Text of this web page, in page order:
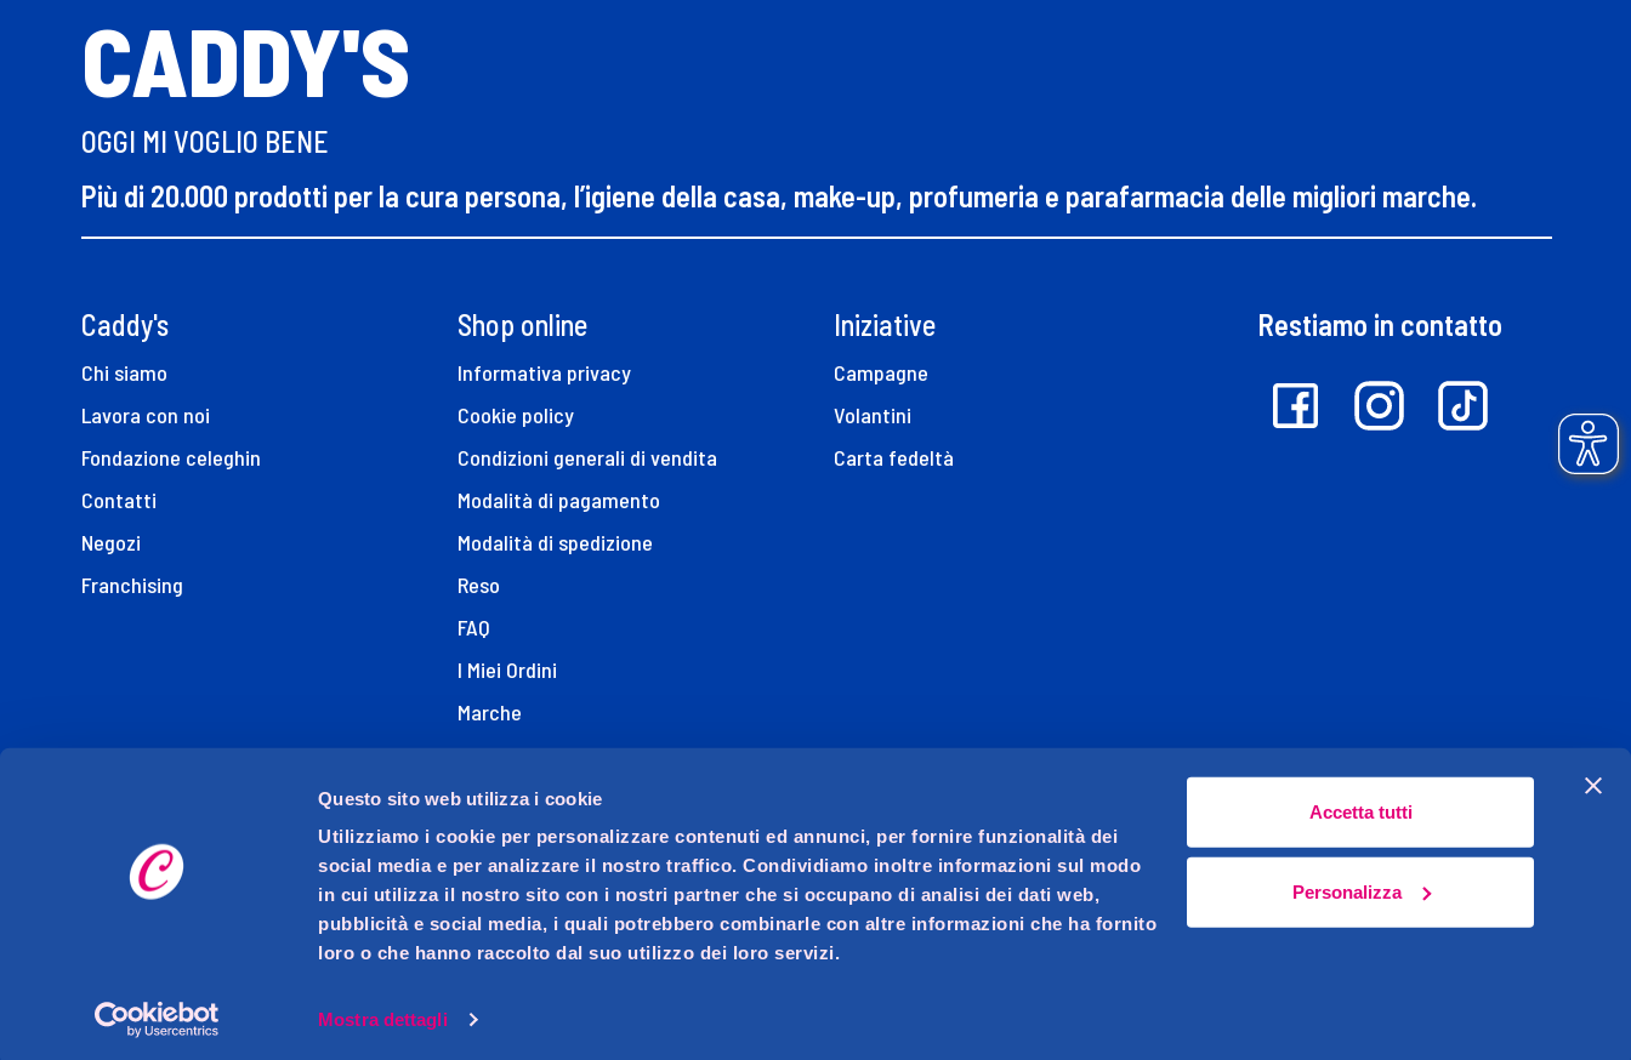
Questo sito web utilizza i cookie
Utilizziamo i cookie per personalizzare contenuti ed annunci, per fornire funzionalità dei
social media e per analizzare il nostro traffico. Condividiamo inoltre informazioni sul modo
in cui utilizza il nostro sito con i nostri partner che si occupano di analisi dei dati web,
pubblicità e social media, i quali potrebbero combinarle con altre informazioni che ha fornito
loro o che hanno raccolto dal suo utilizzo dei loro servizi.
Mostra dettagli
Accetta tutti
Personalizza
CADDY'S
OGGI MI VOGLIO BENE
Più di 20.000 prodotti per la cura persona, l’igiene della casa, make-up, profumeria e parafarmacia delle migliori marche.
Caddy's
Chi siamo
Lavora con noi
Fondazione celeghin
Contatti
Negozi
Franchising
Shop online
Informativa privacy
Cookie policy
Condizioni generali di vendita
Modalità di pagamento
Modalità di spedizione
Reso
FAQ
I Miei Ordini
Marche
Dichiarazione di Accessibilità
Iniziative
Campagne
Volantini
Carta fedeltà
Restiamo in contatto
D.M.O. DETTAGLIO MODERNO ORGANIZZATO S.p.A. con socio unico. Società soggetta a direzione e coordinamento di Celeghin Giovanni S.r.l. Sede legale Pernumia (PD)